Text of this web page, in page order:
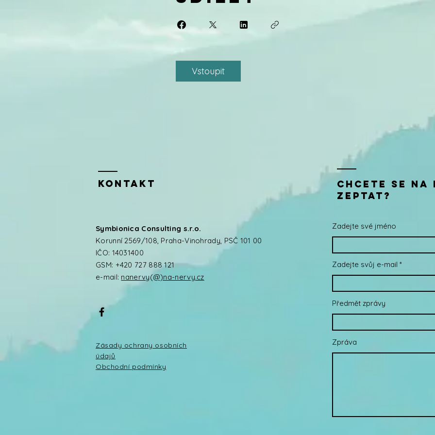
Vstoupit
Kontakt
Symbionica Consulting s.r.o.
Korunní 2569/108, Praha-Vinohrady, PSČ 101 00
IČO: 14031400
GSM: +420 727 888 121
e-mail: nanervy(@)na-nervy.cz
Zásady ochrany osobních
údajů
Obchodní podmínky
chcete se na
zeptat?
Zadejte své jméno
Zadejte svůj e-mail
Předmět zprávy
Zpráva